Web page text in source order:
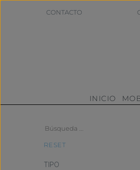
CONTACTO
INICIO
RESET
TIPO